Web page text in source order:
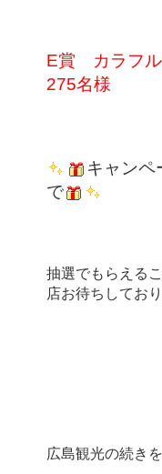
E賞　カラ
275名様
キャンペ
で
抽選でもらえる
広島観光の続きを